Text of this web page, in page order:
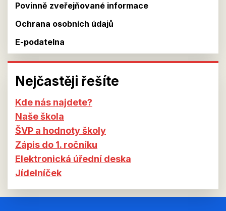
Povinně zveřejňované informace
Ochrana osobních údajů
E-podatelna
Nejčastěji řešíte
Kde nás najdete?
Naše škola
ŠVP a hodnoty školy
Zápis do 1. ročníku
Elektronická úřední deska
Jídelníček